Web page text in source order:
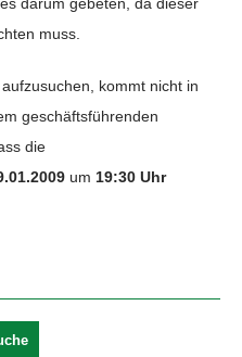
muss.
kommt nicht in
geschäftsführenden
die
um 19:30 Uhr